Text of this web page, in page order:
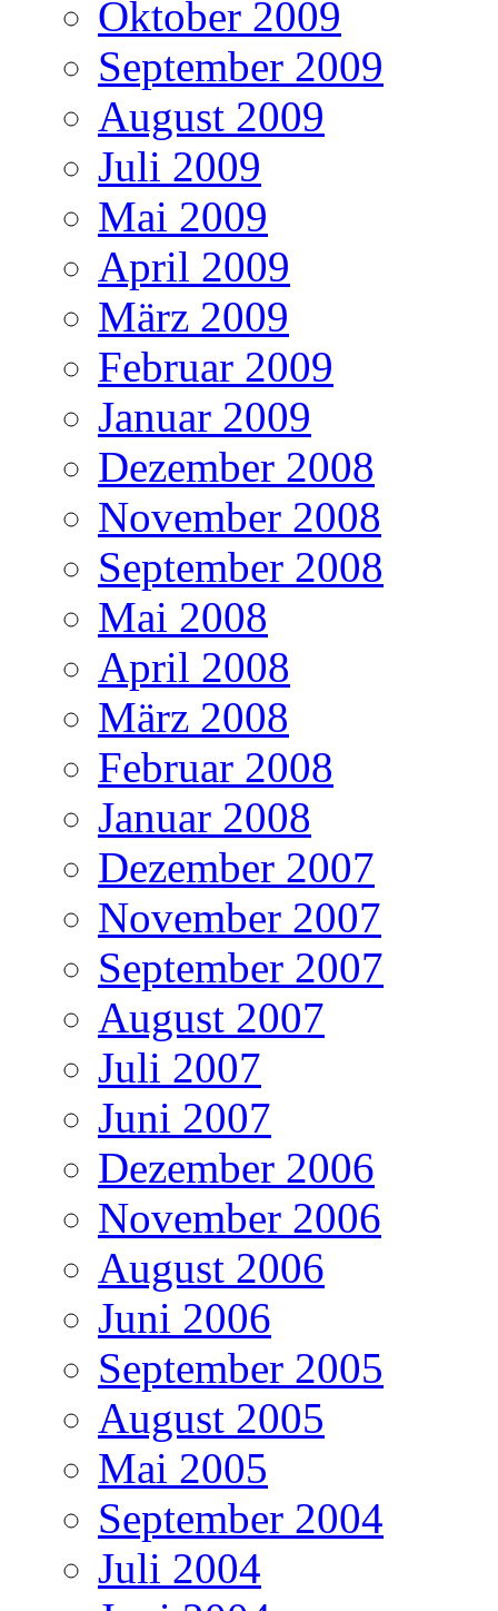
Oktober 2009
September 2009
August 2009
Juli 2009
Mai 2009
April 2009
März 2009
Februar 2009
Januar 2009
Dezember 2008
November 2008
September 2008
Mai 2008
April 2008
März 2008
Februar 2008
Januar 2008
Dezember 2007
November 2007
September 2007
August 2007
Juli 2007
Juni 2007
Dezember 2006
November 2006
August 2006
Juni 2006
September 2005
August 2005
Mai 2005
September 2004
Juli 2004